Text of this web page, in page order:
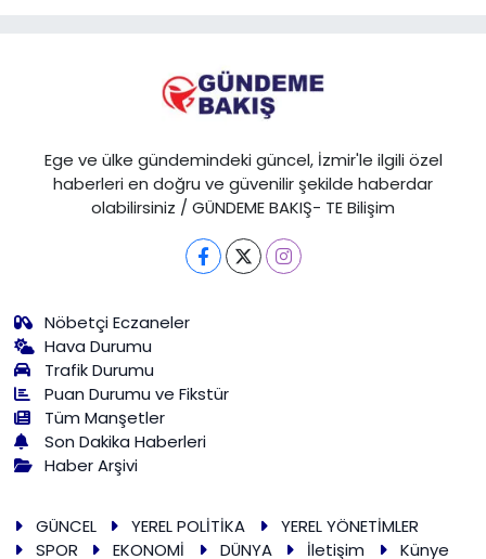
Ege ve ülke gündemindeki güncel, İzmir'le ilgili özel
haberleri en doğru ve güvenilir şekilde haberdar
olabilirsiniz / GÜNDEME BAKIŞ- TE Bilişim
Nöbetçi Eczaneler
Hava Durumu
Trafik Durumu
Puan Durumu ve Fikstür
Tüm Manşetler
Son Dakika Haberleri
Haber Arşivi
GÜNCEL YEREL POLİTİKA
YEREL YÖNETİMLER
SPOR
EKONOMİ DÜNYA İletişim Künye